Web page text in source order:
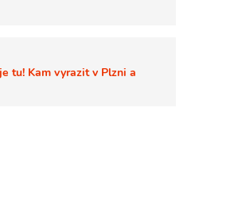
tu! Kam vyrazit v Plzni a